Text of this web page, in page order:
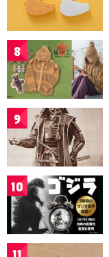
8
9
10